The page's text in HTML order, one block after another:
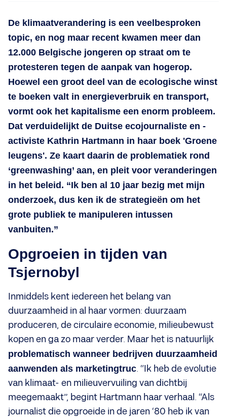
De klimaatverandering is een veelbesproken
topic, en nog maar recent kwamen meer dan
12.000 Belgische jongeren op straat om te
protesteren tegen de aanpak van hogerop.
Hoewel een groot deel van de ecologische winst
te boeken valt in energieverbruik en transport,
vormt ook het kapitalisme een enorm probleem.
Dat verduidelijkt de Duitse ecojournaliste en -
activiste Kathrin Hartmann in haar boek 'Groene
leugens'. Ze kaart daarin de problematiek rond
‘greenwashing’ aan, en pleit voor veranderingen
in het beleid. “Ik ben al 10 jaar bezig met mijn
onderzoek, dus ken ik de strategieën om het
grote publiek te manipuleren intussen
vanbuiten.”
Opgroeien in tijden van
Tsjernobyl
Inmiddels kent iedereen het belang van
duurzaamheid in al haar vormen: duurzaam
produceren, de circulaire economie, milieubewust
kopen en ga zo maar verder. Maar het is natuurlijk
problematisch wanneer bedrijven duurzaamheid
aanwenden als marketingtruc. “Ik heb de evolutie
van klimaat- en milieuvervuiling van dichtbij
meegemaakt”, begint Hartmann haar verhaal. “Als
journalist die opgroeide in de jaren ‘80 heb ik van